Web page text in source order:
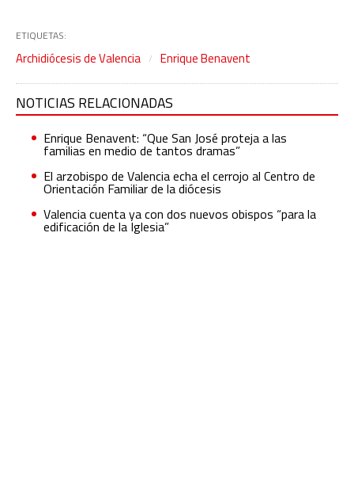
ETIQUETAS:
Archidiócesis de Valencia Enrique Benavent
NOTICIAS RELACIONADAS
Enrique Benavent: “Que San José proteja a las
familias en medio de tantos dramas”
El arzobispo de Valencia echa el cerrojo al Centro de
Orientación Familiar de la diócesis
Valencia cuenta ya con dos nuevos obispos “para la
edificación de la Iglesia”